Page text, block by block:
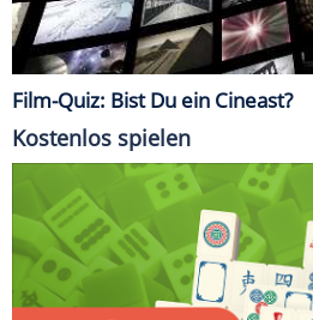
Film-Quiz: Bist Du ein Cineast?
Kostenlos spielen